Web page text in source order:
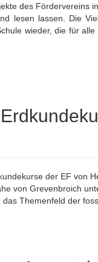
des Fördervereins
lesen lassen. Die
wieder, die für
der EF von
von Grevenbroich
Themenfeld der